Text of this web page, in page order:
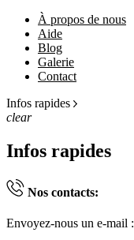
À propos de nous
Aide
Blog
Galerie
Contact
Infos rapides
clear
Infos rapides
Nos contacts:
Envoyez-nous un e-mail :